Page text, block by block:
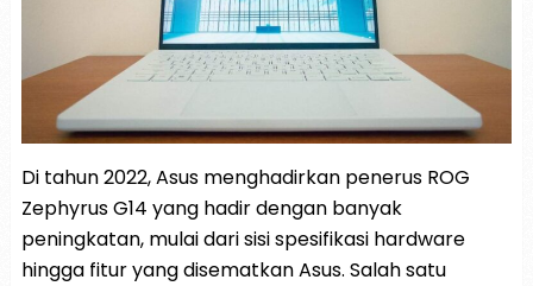
Di tahun 2022, Asus menghadirkan penerus ROG
Zephyrus G14 yang hadir dengan banyak
peningkatan, mulai dari sisi spesifikasi hardware
hingga fitur yang disematkan Asus. Salah satu